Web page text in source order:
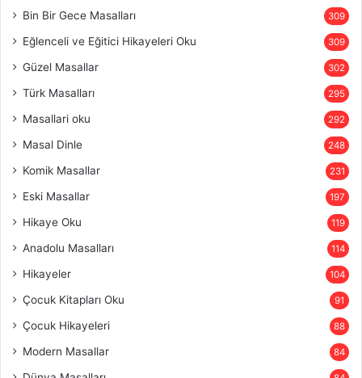
Bin Bir Gece Masalları 309
Eğlenceli ve Eğitici Hikayeleri Oku 309
Güzel Masallar 302
Türk Masalları 295
Masallari oku 292
Masal Dinle 248
Komik Masallar 231
Eski Masallar 197
Hikaye Oku 119
Anadolu Masalları 114
Hikayeler 104
Çocuk Kitapları Oku 91
Çocuk Hikayeleri 88
Modern Masallar 84